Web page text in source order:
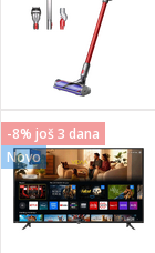
Vitrine
-8% još 3 dana
Novo